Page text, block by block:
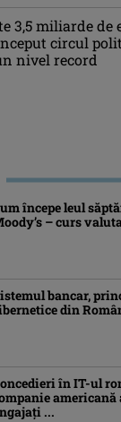
3,5 miliarde
circul
nivel record
începe leul
– curs
bancar,
din
în IT-ul
americană
...